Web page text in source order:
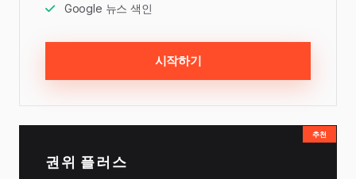
Google 뉴스 색인
시작하기
추천
권위 플러스